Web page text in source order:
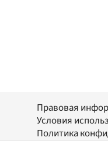
Правовая
Условия
Политика